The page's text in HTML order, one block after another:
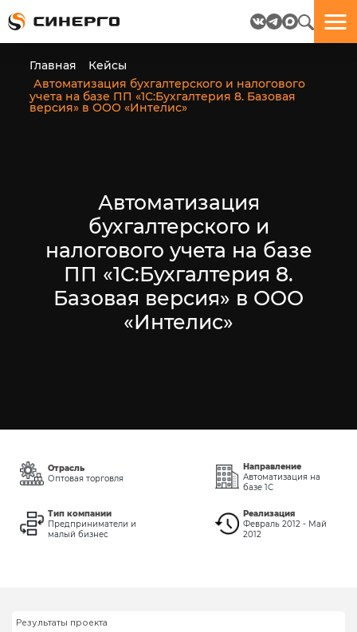
Главная
Кейсы
Автоматизация бухгалтерского и налогового
учета на базе ПП «1С:Бухгалтерия 8. Базовая
версия» в ООО «Интелис»
Автоматизация
бухгалтерского и
налогового учета на базе
ПП «1С:Бухгалтерия 8.
Базовая версия» в ООО
«Интелис»
Отрасль
Оптовая торговля
Направление
Автоматизация на
базе 1С
Тип компании
Предприниматели и
малый бизнес
Реализация
Февраль 2012 - Май
2012
Результаты проекта
Отлично!
Данные
успешно
отправлены.
Отлично!
Бриф
отправлен.